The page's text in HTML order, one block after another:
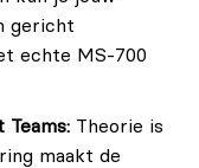
gericht
echte MS-700
Theorie is
maakt de